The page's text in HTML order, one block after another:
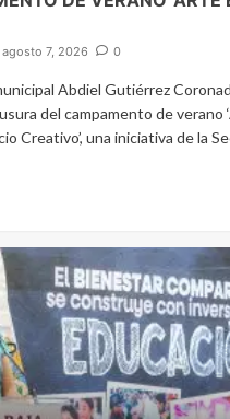
agosto 7, 2026 0
Abdiel Gutiérrez
del campamento de verano
Creativo’, una iniciativa de la